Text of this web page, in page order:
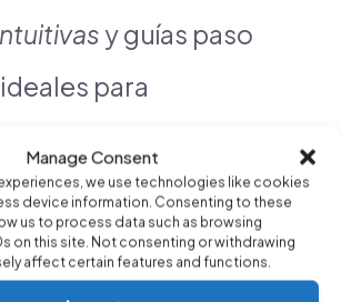
Manage Consent
we use technologies like cookies
device information. Consenting to these
us to process data such as browsing
on this site. Not consenting or withdrawing
affect certain features and functions.
y guías paso
para
las opiniones
otros usuarios para
la experiencia de